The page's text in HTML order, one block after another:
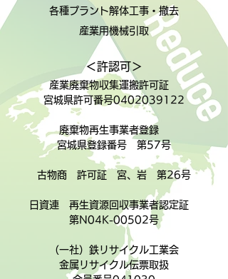
各種プラント解体工事・撤去
産業用機械引取
＜許認可＞
産業廃棄物収集運搬許可証
宮城県許可番号0402039122
廃棄物再生事業者登録
宮城県登録番号 第57号
古物商 許可証 宮、岩 第26号
日資連 再生資源回収事業者認定証
第N04K-00502号
（一社）鉄リサイクル工業会
金属リサイクル伝票取扱